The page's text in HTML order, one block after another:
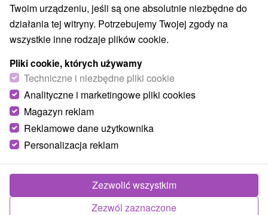
Chata Baranček Liptovská Kokava
Liptovská Kokava
Komfortná chatka Baranček situovaná v malebnej
Twoim urządzeniu, jeśli są one absolutnie niezbędne do
działania tej witryny. Potrzebujemy Twojej zgody na
wszystkie inne rodzaje plików cookie.
Pliki cookie, których używamy
Techniczne i niezbędne pliki cookie
Analityczne i marketingowe pliki cookies
Magazyn reklam
Reklamowe dane użytkownika
Personalizacja reklam
Zezwól zaznaczone
Zezwolić wszystkim